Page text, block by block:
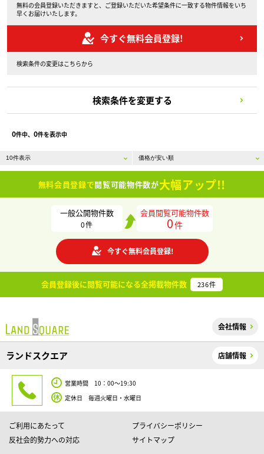
無料の会員登録いただきますと、ご登録いただいた希望条件に一致する物件情報をいち
早くお届けいたします。
今すぐ無料会員登録!
検索条件の変更はこちらから
検索条件を変更する
0件中、 0件を表示中
無料会員登録で閲覧可能物件数が大幅アップ!!
一般公開物件数
0件
会員閲覧可能物件数
0件
今すぐ無料会員登録!
会員登録後に閲覧可能になる全掲載物件数 236件
会社情報
ランドスクエア 店舗情報
営業時間 10：00～19:30
定休日 毎週火曜日・水曜日
ご利用にあたって
プライバシーポリシー
反社会的勢力への対応
サイトマップ